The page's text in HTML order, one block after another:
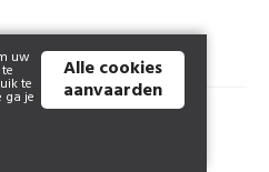
| Powered byTilroy
uw
te
ga je
Alle cookies
aanvaarden